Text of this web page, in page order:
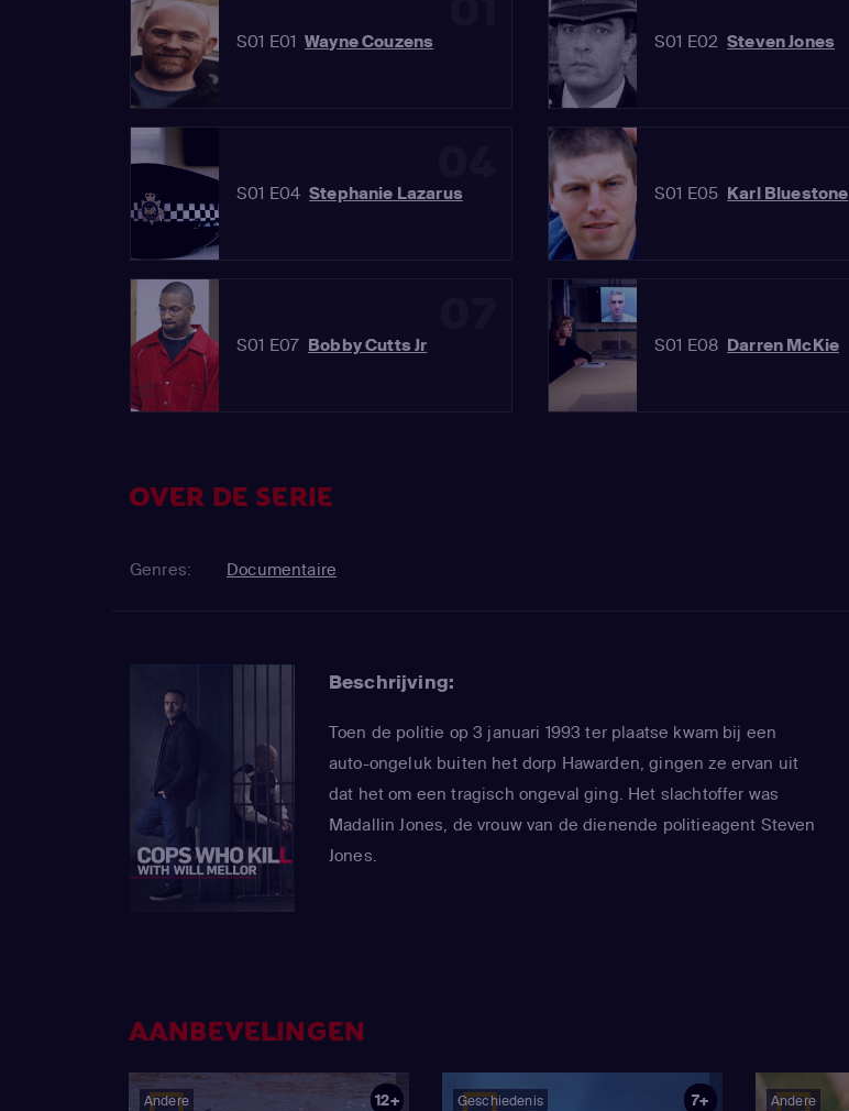
S01 E01 Wayne Couzens S01 E02 Steven Jones
S01 E04 Stephanie Lazarus S01 E05 Karl Bluestone
S01 E07 Bobby Cutts Jr S01 E08 Darren McKie
OVER DE SERIE
Genres: Documentaire
Beschrijving:
Toen de politie op 3 januari 1993 ter plaatse kwam bij een
auto-ongeluk buiten het dorp Hawarden, gingen ze ervan uit
dat het om een tragisch ongeval ging. Het slachtoffer was
Madallin Jones, de vrouw van de dienende politieagent Steven
Jones.
AANBEVELINGEN
Andere
12+
Geschiedenis
7+
Andere